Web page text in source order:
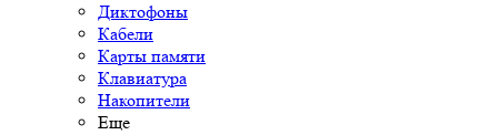
Диктофоны
Кабели
Карты памяти
Клавиатура
Накопители
Еще